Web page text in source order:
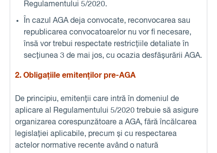
Regulamentului 5/2020.
În cazul AGA deja convocate, reconvocarea sau
republicarea convocatoarelor nu vor fi necesare,
însă vor trebui respectate restricțiile detaliate în
secțiunea 3 de mai jos, cu ocazia desfășurării AGA.
2. Obligațiile emitenților pre-AGA
De principiu, emitenții care intră în domeniul de
aplicare al Regulamentului 5/2020 trebuie să asigure
organizarea corespunzătoare a AGA, fără încălcarea
legislației aplicabile, precum și cu respectarea
actelor normative recente având o natură